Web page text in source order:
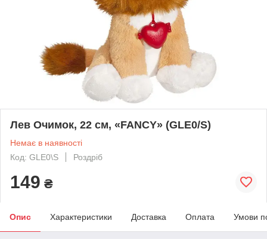
Лев Очимок, 22 см, «FANCY» (GLE0/S)
Немає в наявності
Код: GLE0\S
Роздріб
149 ₴
Опис Характеристики Доставка Оплата Умови